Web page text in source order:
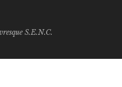
S.E.N.C.